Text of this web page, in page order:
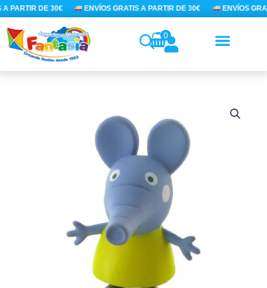
Ir
al
contenido
PARTIR DE 30€ ENVÍOS GRATIS A PARTIR DE 30€ ENVÍOS
0